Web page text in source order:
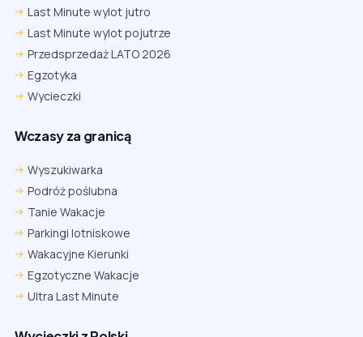
Last Minute wylot jutro
Last Minute wylot pojutrze
Przedsprzedaż LATO 2026
Egzotyka
Wycieczki
Wczasy za granicą
Wyszukiwarka
Podróż poślubna
Tanie Wakacje
Parkingi lotniskowe
Wakacyjne Kierunki
Egzotyczne Wakacje
Ultra Last Minute